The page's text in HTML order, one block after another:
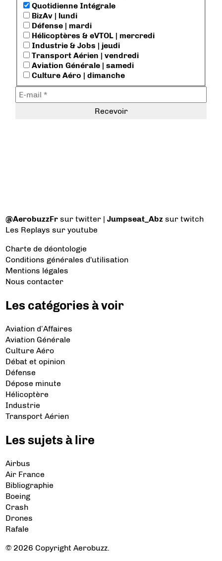
Quotidienne Intégrale
BizAv | lundi
Défense | mardi
Hélicoptères & eVTOL | mercredi
Industrie & Jobs | jeudi
Transport Aérien | vendredi
Aviation Générale | samedi
Culture Aéro | dimanche
@AerobuzzFr sur twitter |Jumpseat_Abz sur twitch
Les Replays sur youtube
Charte de déontologie
Conditions générales d'utilisation
Mentions légales
Nous contacter
Les catégories à voir
Aviation d’Affaires
Aviation Générale
Culture Aéro
Débat et opinion
Défense
Dépose minute
Hélicoptère
Industrie
Transport Aérien
Les sujets à lire
Airbus
Air France
Bibliographie
Boeing
Crash
Drones
Rafale
© 2026 Copyright Aerobuzz.